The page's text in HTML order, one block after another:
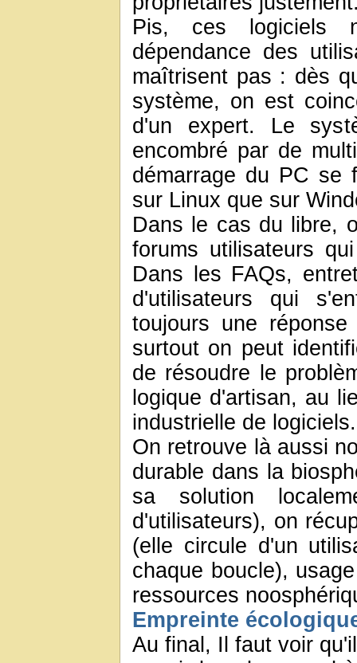
Pis, ces logiciels
dépendance des
maîtrisent pas : dès
système, on est
d'un expert. Le
encombré par de
démarrage du PC se
sur Linux que sur
Dans le cas du libre,
forums utilisateurs
Dans les FAQs,
d'utilisateurs qui
toujours une
surtout on peut
de résoudre le
logique d'artisan, au
industrielle de logiciels.
On retrouve là aussi
durable dans la
sa solution
d'utilisateurs), on
(elle circule d'un
chaque boucle),
ressources
Empreinte
Au final, Il faut voir